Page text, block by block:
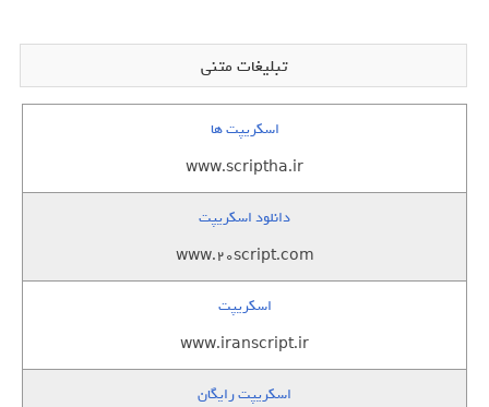
تبلیغات متنی
اسکریپت ها
www.scriptha.ir
دانلود اسکریپت
www.20script.com
اسکریپت
www.iranscript.ir
اسکریپت رایگان